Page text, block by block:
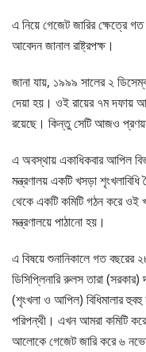
এ নিয়ে গেজেট জারির ক্ষেত্রে
আবেদন জানাল রাষ্ট্রপক্ষ।
জানা যায়, ১৯৯৯ সালের ২
দেয়া হয়। ওই রায়ের ৭ম দফায়
রয়েছে। কিন্তু সেটি আজও
এ অবস্থায় একাধিকবার আপিল
মন্ত্রণালয় একটি খসড়া শৃংখলাবিধি
থেকে একটি কমিটি গঠন করে ওই
মন্ত্রণালয়ে পাঠানো হয়।
এ বিষয়ে শুনানিকালে গত
ডিসিপ্লিনারি রুলস তারা
(শৃংখলা ও আপিল) বিধিমালার হুবহু
পরিপন্থী। এখন আমরা কমিটি করে
আলোকে গেজেট জারি করে ৬